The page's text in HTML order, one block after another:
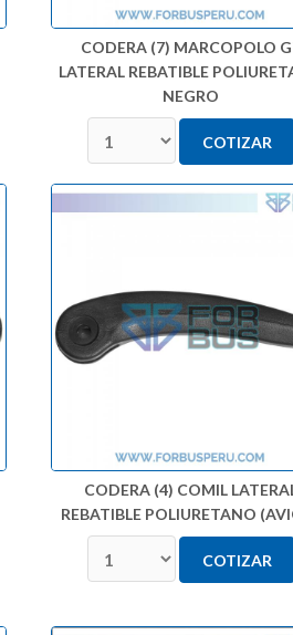
CODERA (7) MARCOPOLO
LATERAL REBATIBLE
NEGRO
COTIZAR
CODERA (4) COMIL
REBATIBLE POLIURETANO
COTIZAR